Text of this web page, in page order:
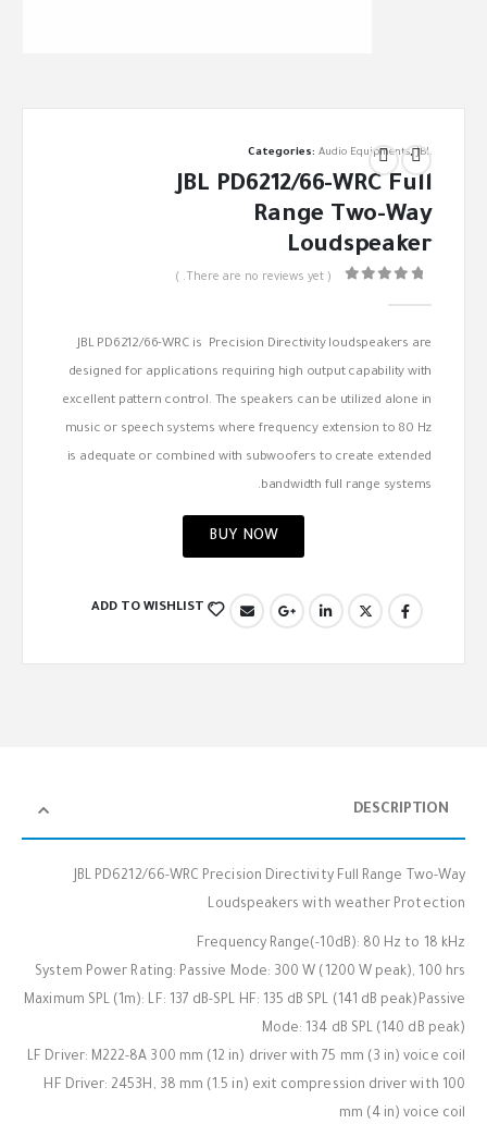
Categories:Audio Equipments,JBL
JBL PD6212/66-WRC Full
Range Two-Way
Loudspeaker
( There are no reviews yet. )
JBL PD6212/66-WRC is Precision Directivity loudspeakers are
designed for applications requiring high output capability with
excellent pattern control. The speakers can be utilized alone in
music or speech systems where frequency extension to 80 Hz
is adequate or combined with subwoofers to create extended
bandwidth full range systems.
BUY NOW
ADD TO WISHLIST
DESCRIPTION
JBL PD6212/66-WRC Precision Directivity Full Range Two-Way
Loudspeakers with weather Protection
Frequency Range(-10dB): 80 Hz to 18 kHz
System Power Rating: Passive Mode: 300 W (1200 W peak), 100 hrs
Maximum SPL (1m): LF: 137 dB-SPL HF: 135 dB SPL (141 dB peak)Passive
Mode: 134 dB SPL (140 dB peak)
LF Driver: M222-8A 300 mm (12 in) driver with 75 mm (3 in) voice coil
HF Driver: 2453H, 38 mm (1.5 in) exit compression driver with 100
mm (4 in) voice coil